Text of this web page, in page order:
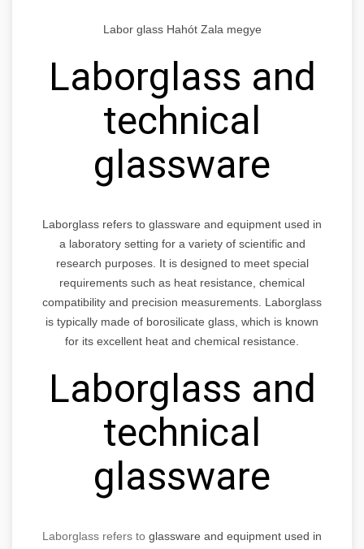
Labor glass Hahót Zala megye
Laborglass and
technical
glassware
Laborglass refers to glassware and equipment used in
a laboratory setting for a variety of scientific and
research purposes. It is designed to meet special
requirements such as heat resistance, chemical
compatibility and precision measurements. Laborglass
is typically made of borosilicate glass, which is known
for its excellent heat and chemical resistance.
Laborglass and
technical
glassware
Laborglass refers to glassware and equipment used in